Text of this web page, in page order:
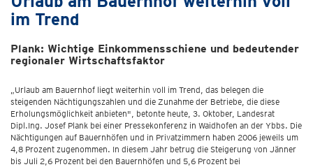
im Trend
Plank: Wichtige Einkommensschiene und bedeutender
regionaler Wirtschaftsfaktor
„Urlaub am Bauernhof liegt weiterhin voll im Trend, das belegen die
steigenden Nächtigungszahlen und die Zunahme der Betriebe, die diese
Erholungsmöglichkeit anbieten", betonte heute, 3. Oktober, Landesrat
Dipl.Ing. Josef Plank bei einer Pressekonferenz in Waidhofen an der Ybbs. Die
Nächtigungen auf Bauernhöfen und in Privatzimmern haben 2006 jeweils um
4,8 Prozent zugenommen. In diesem Jahr betrug die Steigerung von Jänner
bis Juli 2,6 Prozent bei den Bauernhöfen und 5,6 Prozent bei